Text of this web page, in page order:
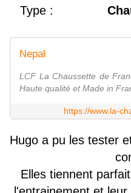
Type :
Nepal
LCF La Chaussette de
Haute qualité et Made in
https://www.la-
Hugo a pu les tester
Elles tiennent